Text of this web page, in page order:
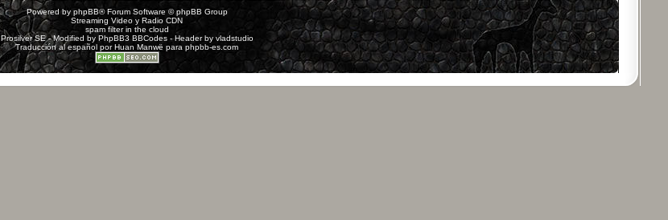
Powered by phpBB® Forum Software © phpBB Group
Streaming Video y Radio CDN
spam filter in the cloud
Prosilver SE - Modified by PhpBB3 BBCodes- Header by vladstudio
Traducción al español porHuan Manwë paraphpbb-es.com